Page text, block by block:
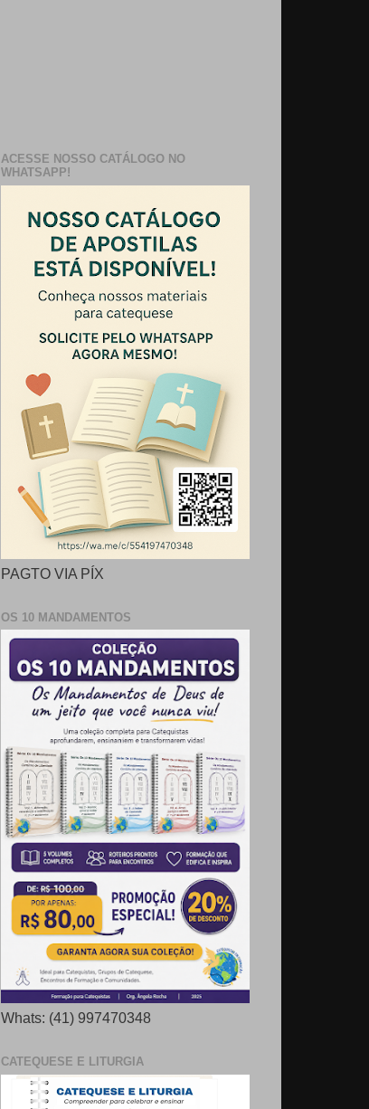
ACESSE NOSSO CATÁLOGO NO
WHATSAPP!
PAGTO VIA PÍX
OS 10 MANDAMENTOS
Whats: (41) 997470348
CATEQUESE E LITURGIA